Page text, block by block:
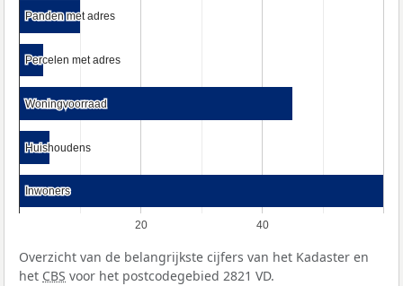
20 40
Panden met adres
Panden met adres
Percelen met adres
Percelen met adres
Woningvoorraad
Woningvoorraad
Huishoudens
Huishoudens
Inwoners
Inwoners
Overzicht van de belangrijkste cijfers van het Kadaster en
het CBS voor het postcodegebied 2821 VD.